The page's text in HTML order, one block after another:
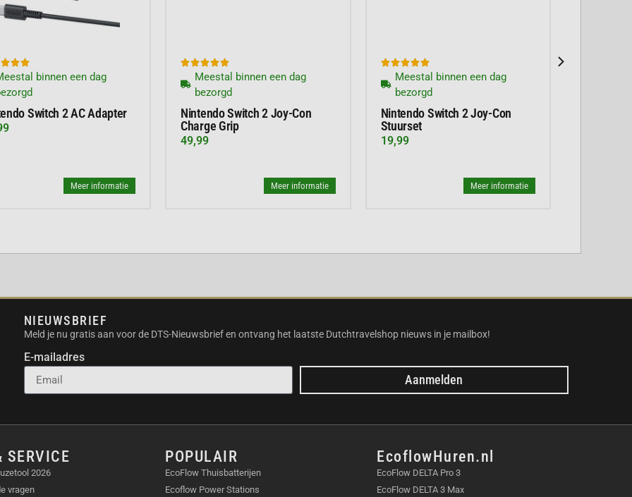
shortcuts. Hierdoor
Elk
met
Hierdoor
Nintendo Switch 2. Dit
te
zich met enkele
uniek. Je
combinaties van

binnen een dag
Switch 2 AC Adapter
Meer informatie

Meestal binnen een dag
bezorgd
Nintendo Switch 2 Joy-Con
Charge Grip
49,99
Meer informatie

Meestal binnen een dag
bezorgd
Nintendo Switch 2 Joy-Con
Stuurset
19,99
Meer informatie
NIEUWSBRIEF
Meld je nu gratis aan voor de DTS-Nieuwsbrief en ontvang het laatste Dutchtravelshop nieuws in je mailbox!
E-mailadres
Aanmelden
SERVICE
2026
vragen
POPULAIR
EcoFlow Thuisbatterijen
Ecoflow Power Stations
EcoflowHuren.nl
EcoFlow DELTA Pro 3
EcoFlow DELTA 3 Max